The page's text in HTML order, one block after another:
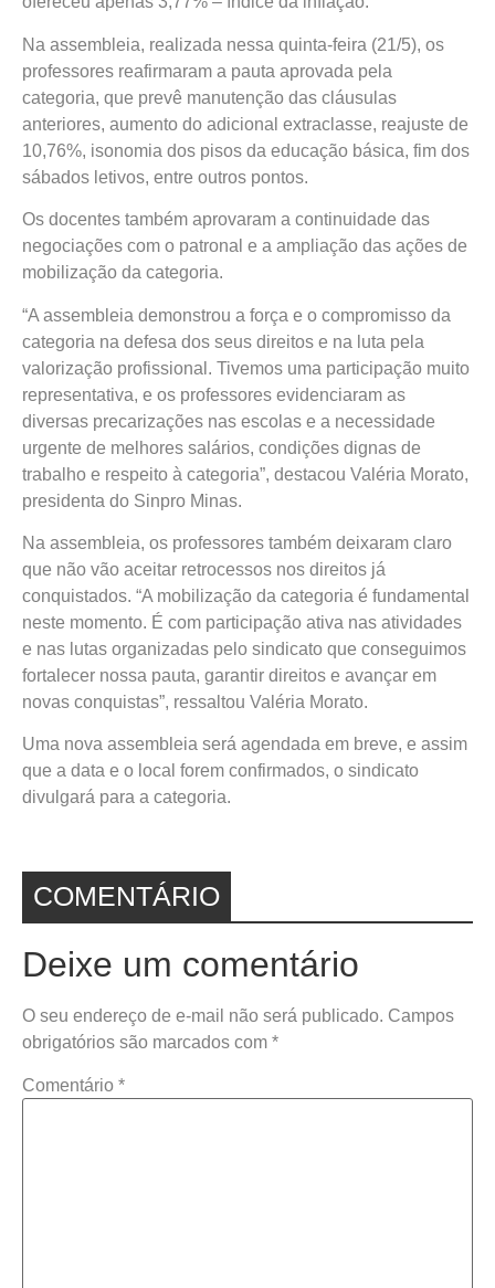
Na assembleia, realizada nessa quinta-feira (21/5), os
professores reafirmaram a pauta aprovada pela
categoria, que prevê manutenção das cláusulas
anteriores, aumento do adicional extraclasse, reajuste de
10,76%, isonomia dos pisos da educação básica, fim dos
sábados letivos, entre outros pontos.
Os docentes também aprovaram a continuidade das
negociações com o patronal e a ampliação das ações de
mobilização da categoria.
“A assembleia demonstrou a força e o compromisso da
categoria na defesa dos seus direitos e na luta pela
valorização profissional. Tivemos uma participação muito
representativa, e os professores evidenciaram as
diversas precarizações nas escolas e a necessidade
urgente de melhores salários, condições dignas de
trabalho e respeito à categoria”, destacou Valéria Morato,
presidenta do Sinpro Minas.
Na assembleia, os professores também deixaram claro
que não vão aceitar retrocessos nos direitos já
conquistados. “A mobilização da categoria é fundamental
neste momento. É com participação ativa nas atividades
e nas lutas organizadas pelo sindicato que conseguimos
fortalecer nossa pauta, garantir direitos e avançar em
novas conquistas”, ressaltou Valéria Morato.
Uma nova assembleia será agendada em breve, e assim
que a data e o local forem confirmados, o sindicato
divulgará para a categoria.
COMENTÁRIO
Deixe um comentário
O seu endereço de e-mail não será publicado. Campos
obrigatórios são marcados com *
Comentário *